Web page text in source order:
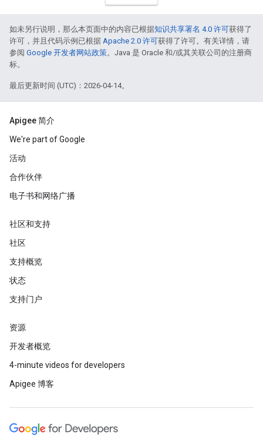
如未另行说明，那么本页面中的内容已根据知识共享署名 4.0 许可获得了
许可，并且代码示例已根据 Apache 2.0 许可获得了许可。有关详情，请
参阅 Google 开发者网站政策。Java 是 Oracle 和/或其关联公司的注册商
标。
最后更新时间 (UTC)：2026-04-14。
Apigee 简介
We're part of Google
活动
合作伙伴
电子书和网络广播
社区和支持
社区
支持概览
状态
支持门户
资源
开发者概览
4-minute videos for developers
Apigee 博客